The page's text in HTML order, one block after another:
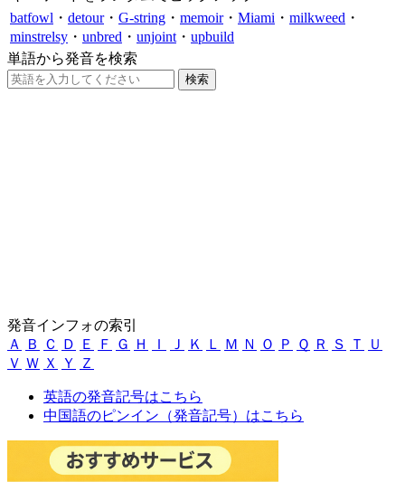
batfowl ・ detour・ G-string ・ memoir・ Miami ・ milkweed ・
minstrelsy ・ unbred ・ unjoint ・ upbuild
単語から発音を検索
発音インフォの索引
Ａ
Ｂ Ｃ Ｄ Ｅ Ｆ Ｇ Ｈ Ｉ Ｊ Ｋ Ｌ Ｍ Ｎ Ｏ Ｐ Ｑ Ｒ Ｓ Ｔ
Ｕ
Ｖ Ｗ Ｘ Ｙ Ｚ
英語の発音記号はこちら
中国語のピンイン（発音記号）はこちら